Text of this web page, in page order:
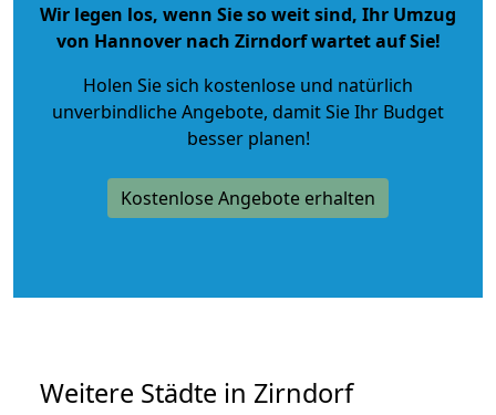
Wir legen los, wenn Sie so weit sind, Ihr Umzug
von Hannover nach Zirndorf wartet auf Sie!
Holen Sie sich kostenlose und natürlich
unverbindliche Angebote, damit Sie Ihr Budget
besser planen!
Kostenlose Angebote erhalten
Weitere Städte in Zirndorf